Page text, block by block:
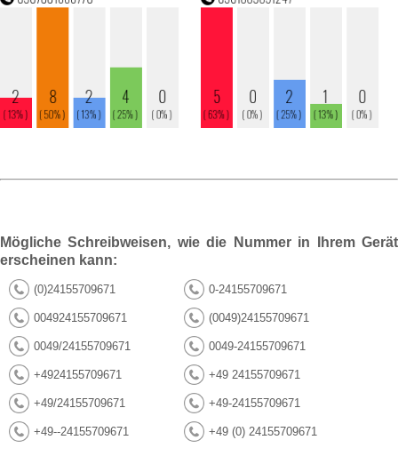
Mögliche Schreibweisen, wie die Nummer in Ihrem Gerät
erscheinen kann:
(0)24155709671 0-24155709671
004924155709671 (0049)24155709671
0049/24155709671 0049-24155709671
+4924155709671 +49 24155709671
+49/24155709671 +49-24155709671
+49--24155709671 +49 (0) 24155709671